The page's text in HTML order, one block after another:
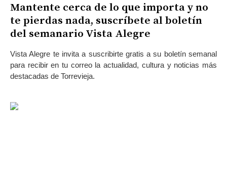
Mantente cerca de lo que importa y no
te pierdas nada, suscríbete al boletín
del semanario Vista Alegre
Vista Alegre te invita a suscribirte gratis a su boletín semanal
para recibir en tu correo la actualidad, cultura y noticias más
destacadas de Torrevieja.